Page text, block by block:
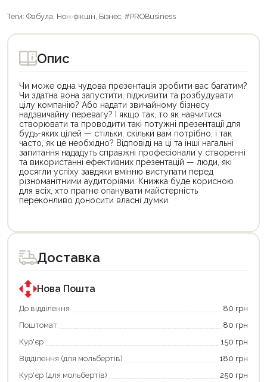
Теги: Фабула, Нон-фікшн, Бізнес, #PROBusiness
Опис
Чи може одна чудова презентація зробити вас багатим?
Чи здатна вона запустити, підживити та розбудувати
цілу компанію? Або надати звичайному бізнесу
надзвичайну перевагу? І якщо так, то як навчитися
створювати та проводити такі потужні презентації для
будь-яких цілей — стільки, скільки вам потрібно, і так
часто, як це необхідно? Відповіді на ці та інші нагальні
запитання нададуть справжні професіонали у створенні
та використанні ефективних презентацій — люди, які
досягли успіху завдяки вмінню виступати перед
різноманітними аудиторіями. Книжка буде корисною
для всіх, хто прагне опанувати майстерність
переконливо доносити власні думки.
товар
для
покупки
державною
програмою
єКнига.
Використовуйте
карту
щоб
зекономити
та
отримати
товар
для
покупки
державною
програмою
«Національний
кешбек».
покупку
«Національний
кешбек»
та
отримуйте
Доставка
Нова Пошта
До відділення
80 грн
Поштомат
80 грн
Кур'єр
150 грн
Відділення (для мольбертів)
180 грн
Кур'єр (для мольбертів)
250 грн